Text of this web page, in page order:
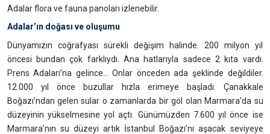
Adalar flora ve fauna panoları izlenebilir.
Adalar’ın doğası ve oluşumu
Dünyamızın coğrafyası sürekli değişim halinde. 200 milyon yıl
öncesi bundan çok farklıydı. Ana hatlarıyla sadece 2 kıta vardı.
Prens Adaları’na gelince... Onlar önceden ada şeklinde değildiler.
12.000 yıl önce buzullar hızla erimeye başladı. Çanakkale
Boğazı’ndan gelen sular o zamanlarda bir göl olan Marmara’da su
düzeyinin yükselmesine yol açtı. Günümüzden 7.600 yıl önce ise
Marmara’nın su düzeyi artık İstanbul Boğazı’nı aşacak seviyeye